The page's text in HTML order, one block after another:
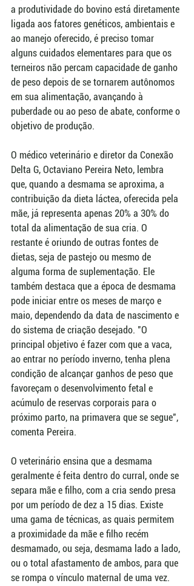
a produtividade do bovino está diretamente
ligada aos fatores genéticos, ambientais e
ao manejo oferecido, é preciso tomar
alguns cuidados elementares para que os
terneiros não percam capacidade de ganho
de peso depois de se tornarem autônomos
em sua alimentação, avançando à
puberdade ou ao peso de abate, conforme o
objetivo de produção.
O médico veterinário e diretor da Conexão
Delta G, Octaviano Pereira Neto, lembra
que, quando a desmama se aproxima, a
contribuição da dieta láctea, oferecida pela
mãe, já representa apenas 20% a 30% do
total da alimentação de sua cria. O
restante é oriundo de outras fontes de
dietas, seja de pastejo ou mesmo de
alguma forma de suplementação. Ele
também destaca que a época de desmama
pode iniciar entre os meses de março e
maio, dependendo da data de nascimento e
do sistema de criação desejado. "O
principal objetivo é fazer com que a vaca,
ao entrar no período inverno, tenha plena
condição de alcançar ganhos de peso que
favoreçam o desenvolvimento fetal e
acúmulo de reservas corporais para o
próximo parto, na primavera que se segue",
comenta Pereira.
O veterinário ensina que a desmama
geralmente é feita dentro do curral, onde se
separa mãe e filho, com a cria sendo presa
por um período de dez a 15 dias. Existe
uma gama de técnicas, as quais permitem
a proximidade da mãe e filho recém
desmamado, ou seja, desmama lado a lado,
ou o total afastamento de ambos, para que
se rompa o vínculo maternal de uma vez.